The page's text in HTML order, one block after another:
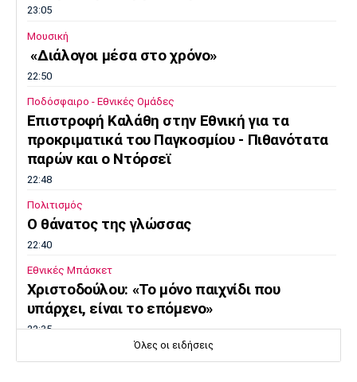
23:05
Μουσική
«Διάλογοι μέσα στο χρόνο»
22:50
Ποδόσφαιρο - Εθνικές Ομάδες
Επιστροφή Καλάθη στην Εθνική για τα
προκριματικά του Παγκοσμίου - Πιθανότατα
παρών και ο Ντόρσεϊ
22:48
Πολιτισμός
Ο θάνατος της γλώσσας
22:40
Εθνικές Μπάσκετ
Χριστοδούλου: «Το μόνο παιχνίδι που
υπάρχει, είναι το επόμενο»
22:35
Όλες οι ειδήσεις